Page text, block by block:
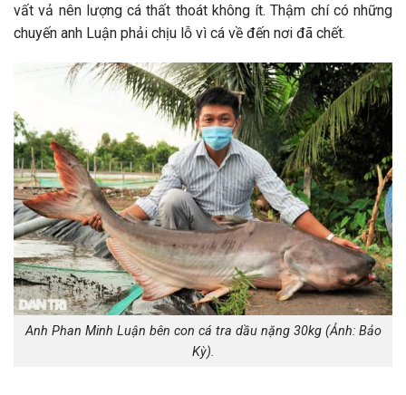
vất vả nên lượng cá thất thoát không ít. Thậm chí có những
chuyến anh Luận phải chịu lỗ vì cá về đến nơi đã chết.
Anh Phan Minh Luận bên con cá tra dầu nặng 30kg (Ảnh: Bảo
Kỳ).